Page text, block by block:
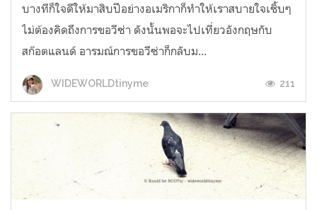
บางทีก็ใจดีให้มาสิบปีอย่างอเมริกาก็ทำให้เราสบายใจเชิ้บๆ
ไม่ต้องคิดถึงการขอวีซ่า ดังนั้นพอจะไปเที่ยวอังกฤษกับ
สก๊อตแลนด์ อารมณ์การขอวีซ่าก็กลับม...
WIDEWORLDtinyme 211